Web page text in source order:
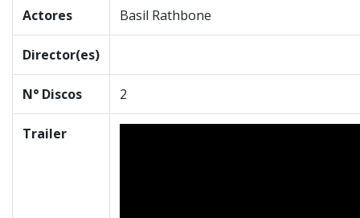
Actores Basil Rathbone
Director(es)
N° Discos 2
Trailer